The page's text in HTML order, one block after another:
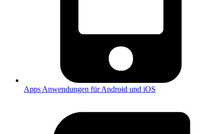
Apps Anwendungen für Android und iOS